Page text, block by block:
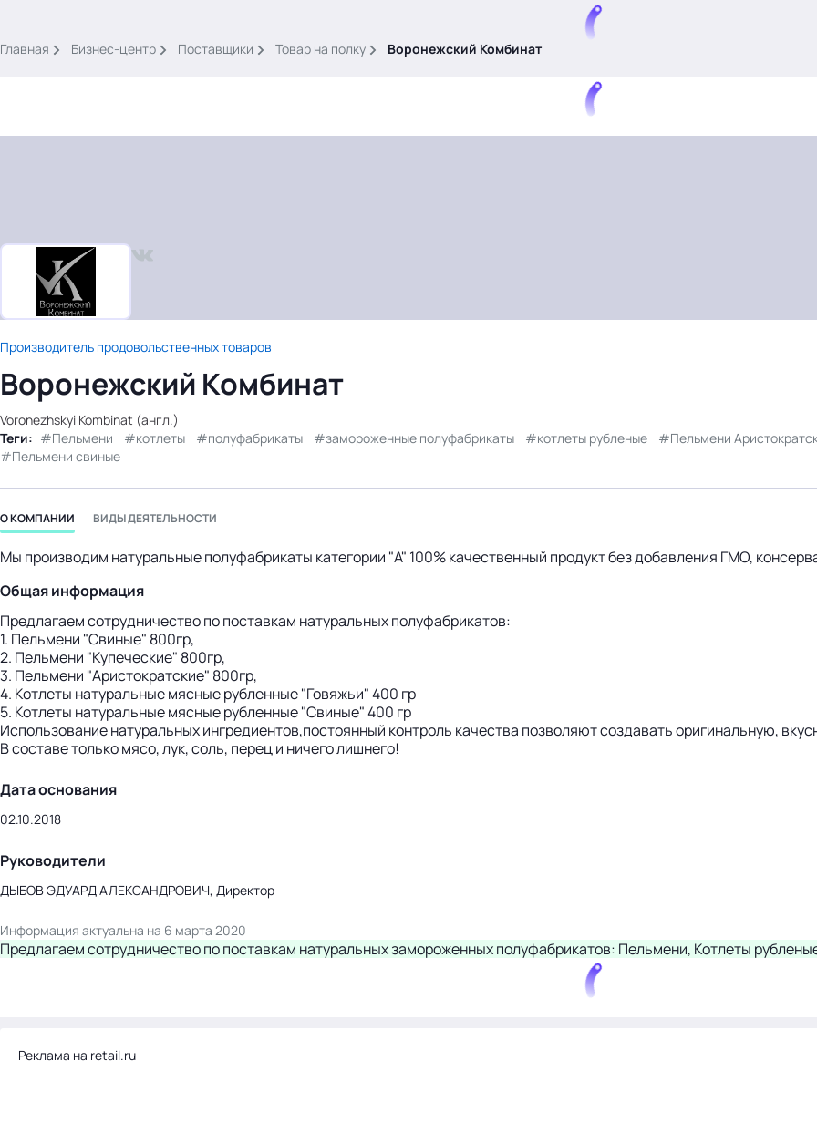
Войти
картина дня
темы
материалы
видео
события
бизнес-центр
Главная Бизнес-центр Поставщики Товар на полку Воронежский Комбинат
Производитель продовольственных товаров
Воронежский Комбинат
Voronezhskyi Kombinat (англ.)
Теги:
Пельмени котлеты полуфабрикаты замороженные полуфабрикаты котлеты рубленые
Пельмени
Пельмени свиные
О КОМПАНИИ ВИДЫ ДЕЯТЕЛЬНОСТИ
Мы производим натуральные полуфабрикаты категории "А" 100% качественный продукт без добавления ГМО,
Общая информация
Предлагаем сотрудничество по поставкам натуральных полуфабрикатов:
1. Пельмени "Свиные" 800гр,
2. Пельмени "Купеческие" 800гр,
3. Пельмени "Аристократские" 800гр,
4. Котлеты натуральные мясные рубленные "Говяжьи" 400 гр
5. Котлеты натуральные мясные рубленные "Свиные" 400 гр
Использование натуральных ингредиентов,постоянный контроль качества позволяют создавать оригинальную,
В составе только мясо, лук, соль, перец и ничего лишнего!
Дата основания
02.10.2018
Руководители
ДЫБОВ ЭДУАРД АЛЕКСАНДРОВИЧ, Директор
Информация актуальна на 6 марта 2020
Предлагаем сотрудничество по поставкам натуральных замороженных полуфабрикатов: Пельмени, Котлеты
Реклама на retail.ru